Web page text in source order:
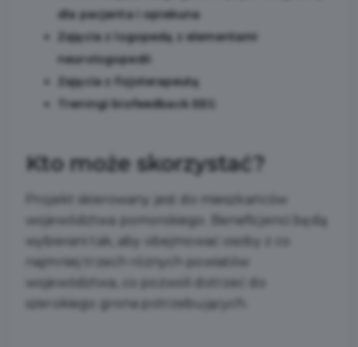
dla pacjenta i opiekuna
Zajęcia z logopedą z elementami
neurologopedii
Zajęcia z fizjoterapeutą
Treningi biofeedback EEG
Kto może skorzystać?
Projekt skierowany jest do mieszkańców
województwa pomorskiego. Beneficjenci będą
wybierani tak, aby obejmować osoby z co
najmniej trzech różnych powiatów
województwa, co pozwoli dotrzeć do
szerokiego grona potrzebujących.